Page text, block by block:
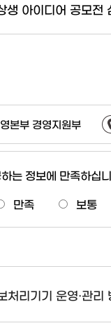
아이디어 공모전
본부 경영지원부
는 정보에 만족하십
만족 보통
처리기기 운영·관리